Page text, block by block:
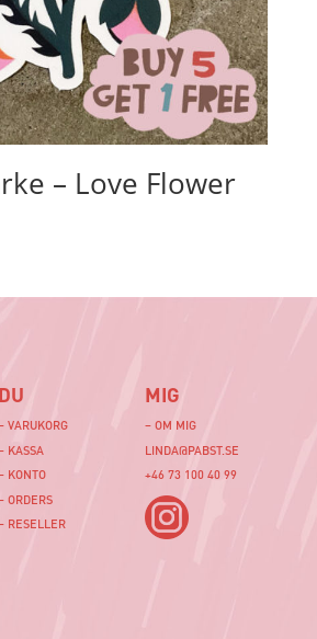
– Love Flower
DU
VARUKORG
KASSA
KONTO
ORDERS
RESELLER
MIG
– OM MIG
LINDA@PABST.SE
+46 73 100 40 99‬